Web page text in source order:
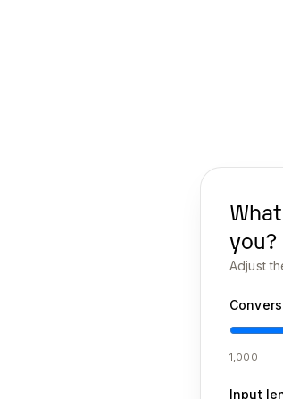
you?
Adjust
1,000
Input